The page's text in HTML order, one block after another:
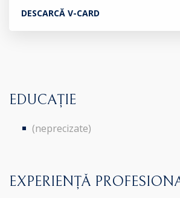
DESCARCĂ V-CARD
EDUCAȚIE
(neprecizate)
EXPERIENȚĂ